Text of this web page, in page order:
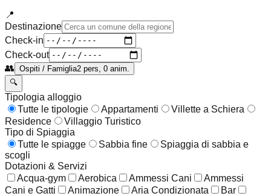
📍
Destinazione
Check-in
Check-out
👥 Ospiti / Famiglia2 pers, 0 anim.
🔍
Tipologia alloggio
Tutte le tipologie
Appartamenti
Villette a Schiera
Residence
Villaggio Turistico
Tipo di Spiaggia
Tutte le spiagge
Sabbia fine
Spiaggia di sabbia e
scogli
Dotazioni & Servizi
Acqua-gym
Aerobica Ammessi Cani
Ammessi
Cani e Gatti
Animazione Aria Condizionata
Bar